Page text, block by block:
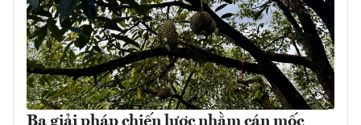
Ba giải pháp chiến lược nhằm cán mốc